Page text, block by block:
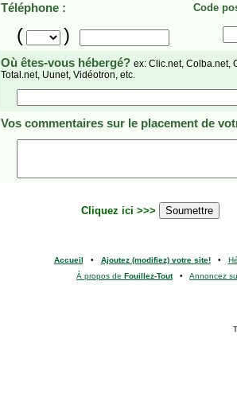
Téléphone : Code
( )
Où êtes-vous hébergé? ex: Clic.net, Colba.net,
Total.net, Uunet, Vidéotron, etc.
Vos commentaires sur le placement de
Cliquez ici >>>
Accueil • Ajoutez (modifiez) votre site!•
À propos de Fouillez-Tout• Annoncez